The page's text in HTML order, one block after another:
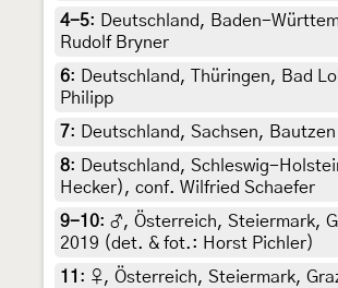
4-5:
Deutschland, Baden-
Rudolf Bryner
6:
Deutschland, Thüringen, Bad
Philipp
7:
Deutschland, Sachsen,
8:
Deutschland, Schleswig-
Hecker), conf. Wilfried Schaefer
9-10: ♂, Österreich, Steiermark,
2019 (det. & fot.: Horst Pichler)
11 : ♀, Österreich, Steiermark,